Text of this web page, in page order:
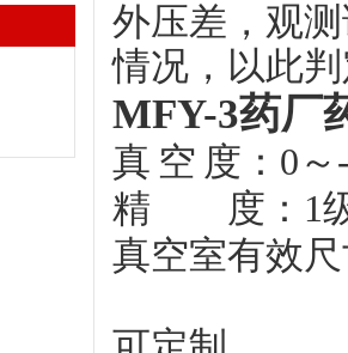
外压差，观
情况，以此
MFY-3药厂
真 空 度： 0～
精 度： 1
真空室有效